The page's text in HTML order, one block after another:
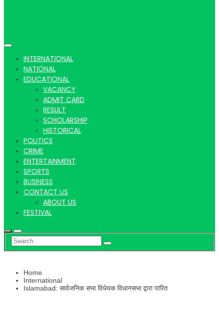
Latest
Hindi
News
INTERNATIONAL
NATIONAL
EDUCATIONAL
VACANCY
ADMIT CARD
RESULT
SCHOLARSHIP
HISTORICAL
POLITICS
CRIME
ENTERTAINMENT
SPORTS
BUSINESS
CONTACT US
ABOUT US
FESTIVAL
Home
International
Islamabad: सार्वजनिक सभा विधेयक विधानसभा द्वारा पारित